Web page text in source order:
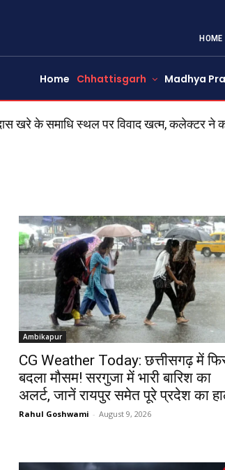
HOME
Home Chhattisgarh Madhya
के समाधि स्थल पर विवाद खत्म, कलेक्टर ने कहा-
की तस्वीर रखकर कथित तंत्र साधना! 4 युवक
Ambikapur
CG Weather Today: छत्तीसगढ़ में
बदला मौसम! सरगुजा में भारी बारिश का
अलर्ट, जानें रायपुर समेत पूरे प्रदेश का
Rahul Goshwami - August 9, 2026